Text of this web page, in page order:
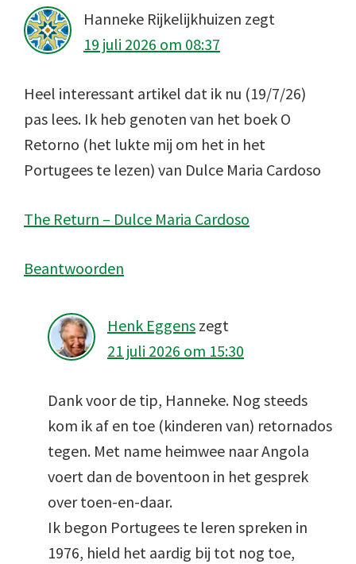
Hanneke Rijkelijkhuizen zegt
19 juli 2026 om 08:37
Heel interessant artikel dat ik nu (19/7/26)
pas lees. Ik heb genoten van het boek O
Retorno (het lukte mij om het in het
Portugees te lezen) van Dulce Maria Cardoso
The Return – Dulce Maria Cardoso
Beantwoorden
Henk Eggens zegt
21 juli 2026 om 15:30
Dank voor de tip, Hanneke. Nog steeds
kom ik af en toe (kinderen van) retornados
tegen. Met name heimwee naar Angola
voert dan de boventoon in het gesprek
over toen-en-daar.
Ik begon Portugees te leren spreken in
1976, hield het aardig bij tot nog toe,